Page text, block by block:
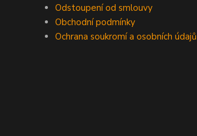
Odstoupení od smlouvy
Obchodní podmínky
Ochrana soukromí a osobních údajů